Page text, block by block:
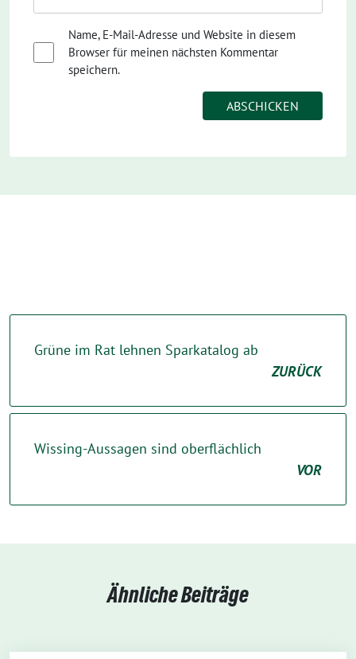
Name, E-Mail-Adresse und Website in diesem
Browser für meinen nächsten Kommentar
speichern.
Grüne im Rat lehnen Sparkatalog ab
ZURÜCK
Wissing-Aussagen sind oberflächlich
VOR
Ähnliche Beiträge